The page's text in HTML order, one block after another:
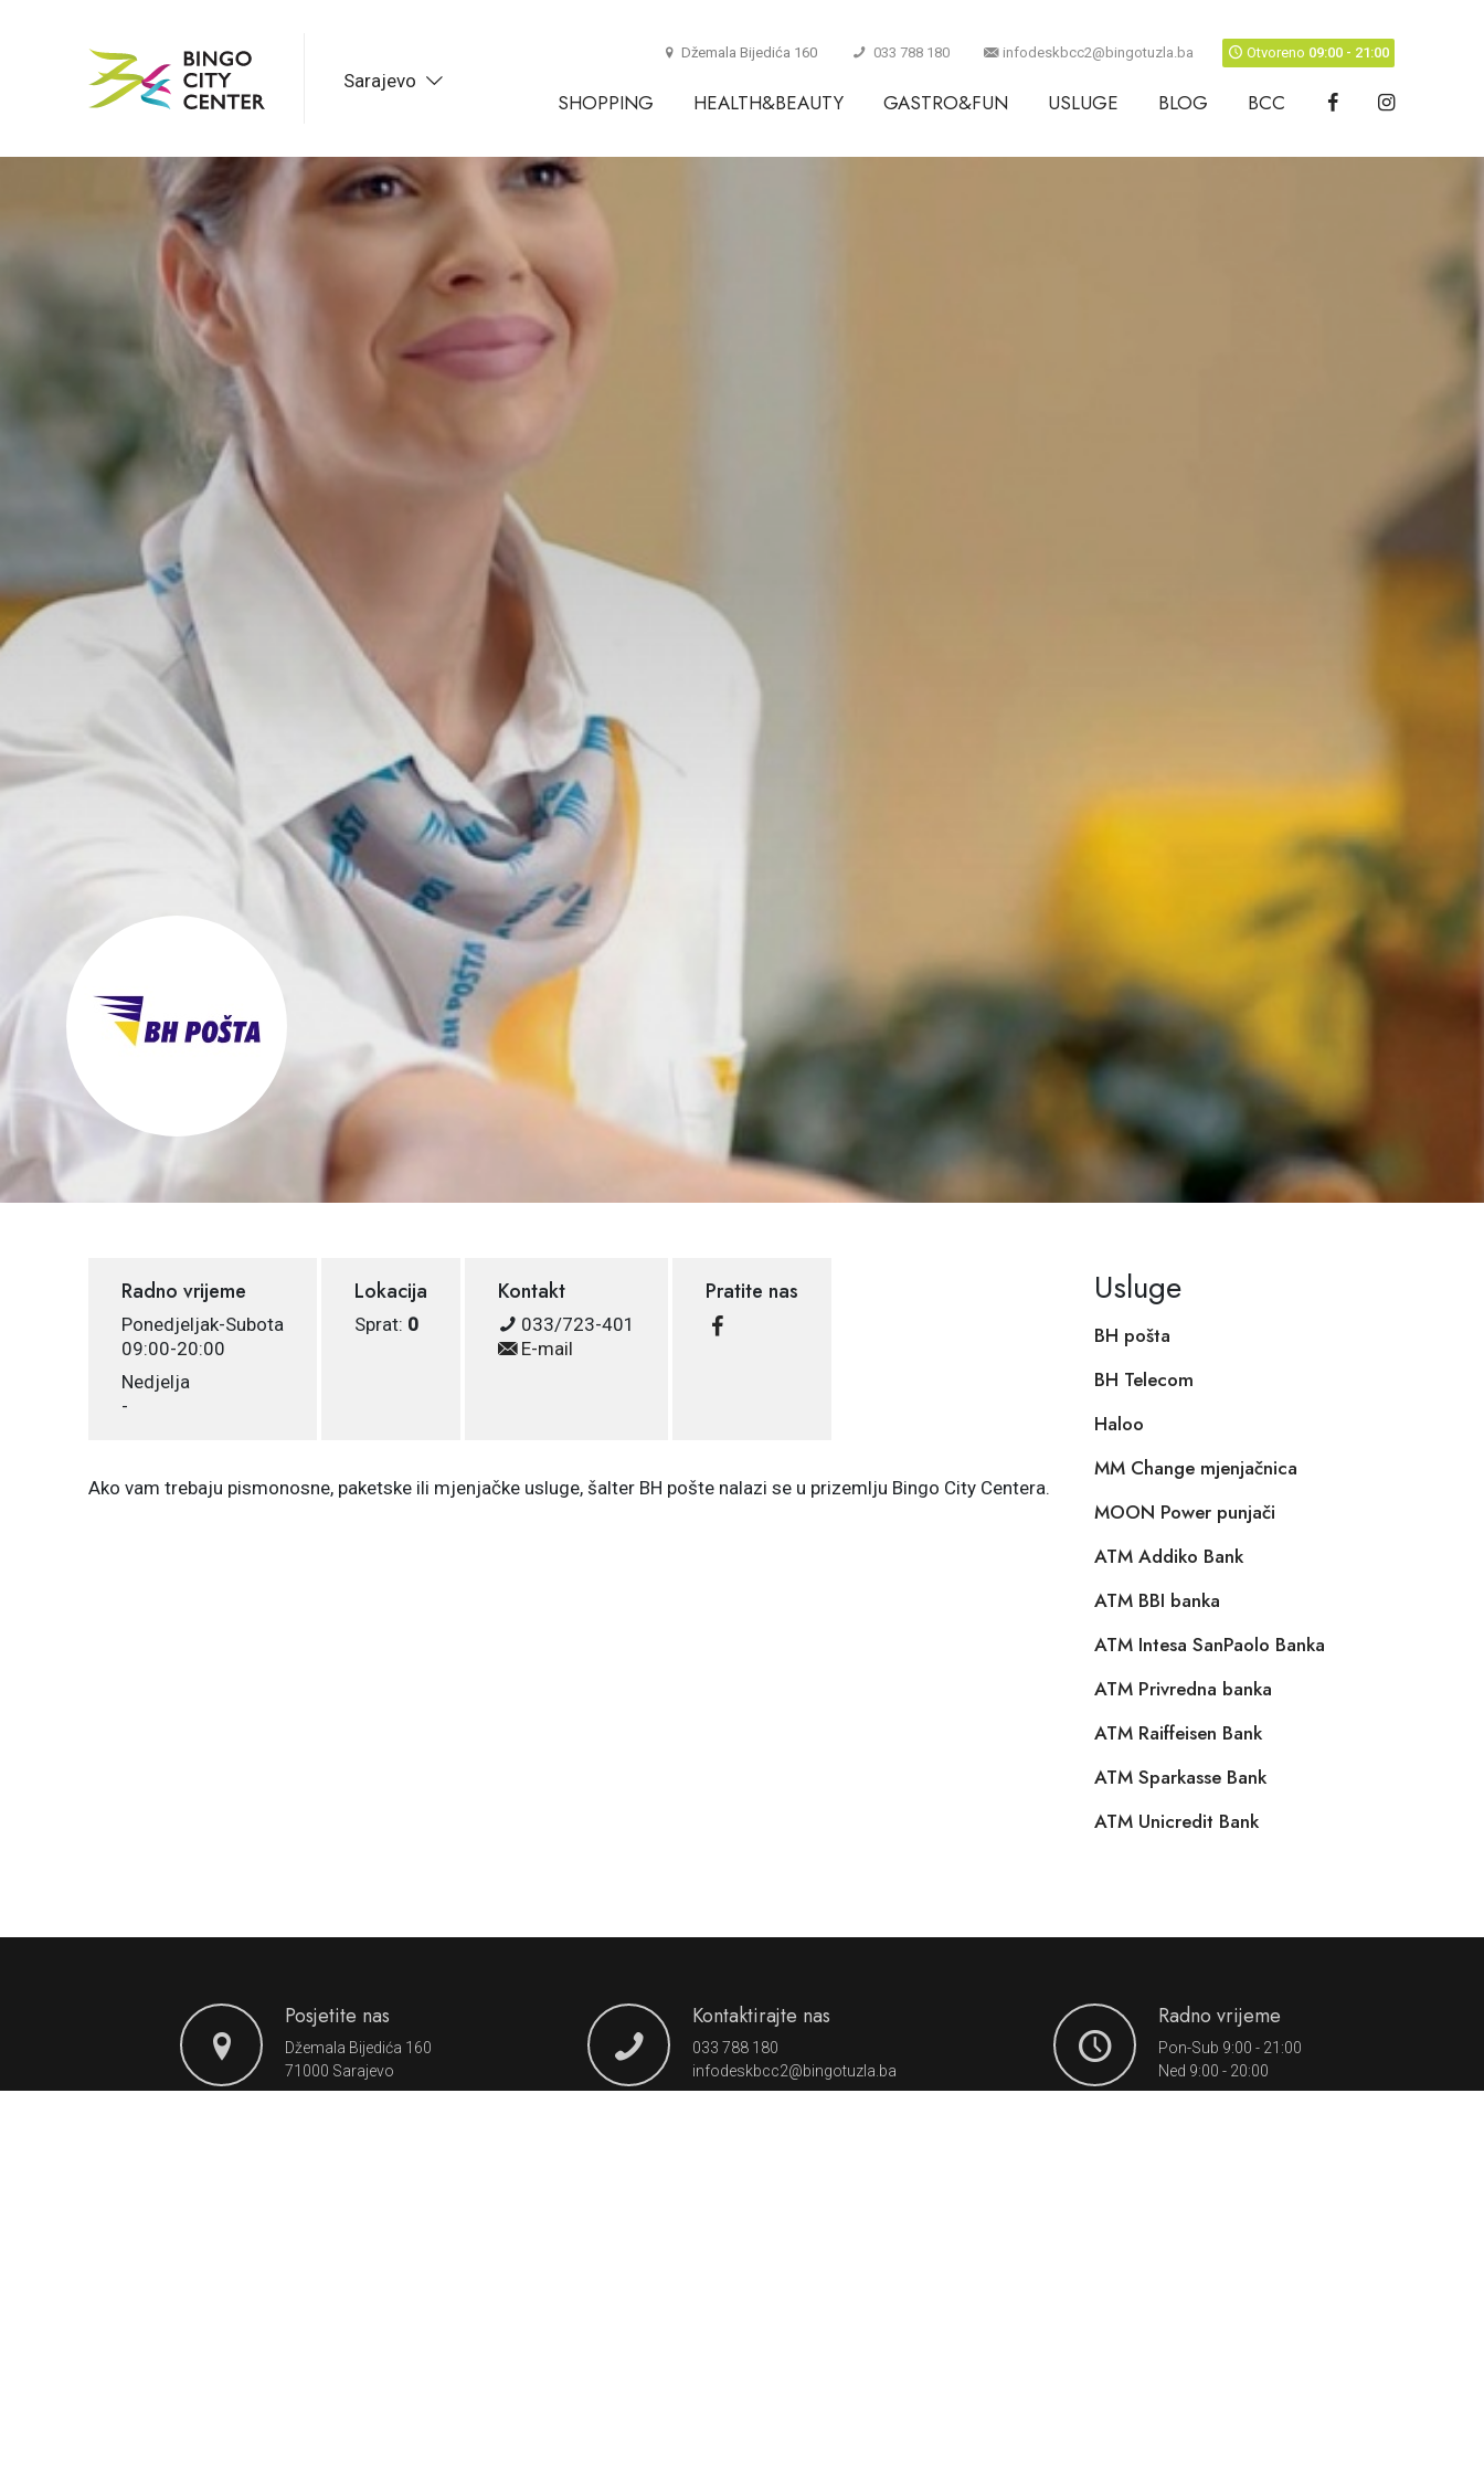
Džemala Bijedića 160 033 788 180 infodeskbcc2@bingotuzla.ba Otvoreno 09:00 - 21:00
Sarajevo
SHOPPING HEALTH&BEAUTY GASTRO&FUN USLUGE BLOG BCC
Radno vrijeme
Ponedjeljak-Subota
09:00-20:00
Nedjelja
-
Lokacija
Sprat: 0
Kontakt
033/723-401
E-mail
Pratite nas
Ako vam trebaju pismonosne, paketske ili mjenjačke usluge, šalter BH pošte nalazi se u prizemlju Bingo City Centera.
Usluge
BH pošta
BH Telecom
Haloo
MM Change mjenjačnica
MOON Power punjači
ATM Addiko Bank
ATM BBI banka
ATM Intesa SanPaolo Banka
ATM Privredna banka
ATM Raiffeisen Bank
ATM Sparkasse Bank
ATM Unicredit Bank
Posjetite nas
Džemala Bijedića 160
71000 Sarajevo
Kontaktirajte nas
033 788 180
infodeskbcc2@bingotuzla.ba
Radno vrijeme
Pon-Sub 9:00 - 21:00
Ned 9:00 - 20:00